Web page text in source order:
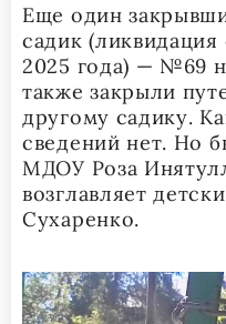
Еще один
садик (ликвидация
2025 года) — №69
также закрыли
другому садику.
сведений нет. Но
МДОУ Роза
возглавляет
Сухаренко.